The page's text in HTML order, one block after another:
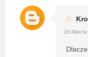
16